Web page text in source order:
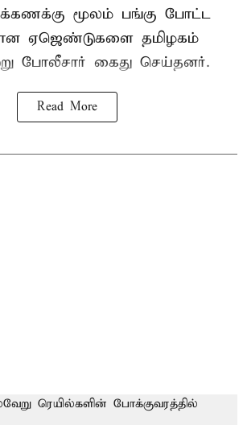
மூலம் பங்கு போட்ட
ஏஜெண்டுகளை தமிழகம்
போலீசார் கைது செய்தனர்.
Read More